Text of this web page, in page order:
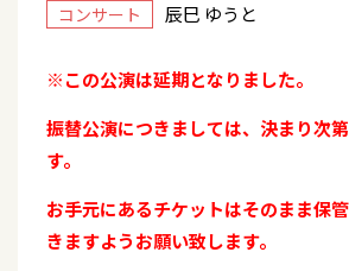
コンサート 辰巳 ゆうと
※この公演は延期となりました。
振替公演につきましては、決まり次
す。
お手元にあるチケットはそのまま保
きますようお願い致します。